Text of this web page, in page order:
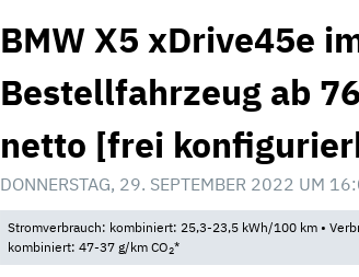
BMW X5 xDrive45e
Bestellfahrzeug ab
netto [frei
DONNERSTAG, 29. SEPTEMBER 2022 UM
Stromverbrauch: kombiniert: 25,3-23,5 kWh/100 km •
kombiniert: 47-37 g/km CO2*